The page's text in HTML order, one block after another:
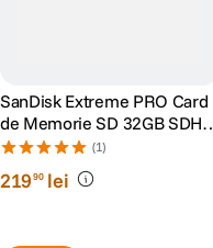
SanDisk Extreme PRO Card
de Memorie SD 32GB SDHC
UHS-I Class 10 U3 V30 + 2
Ani RescuePRO Deluxe
(1)
21990 lei